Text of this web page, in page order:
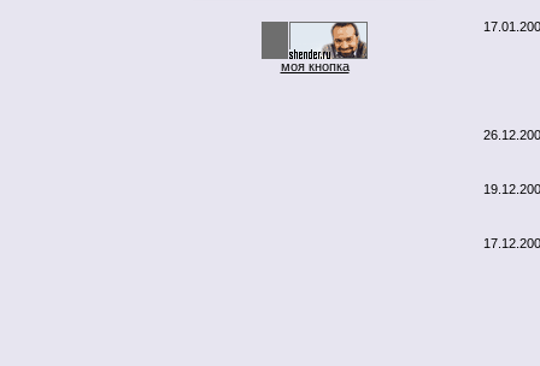
моя кнопка